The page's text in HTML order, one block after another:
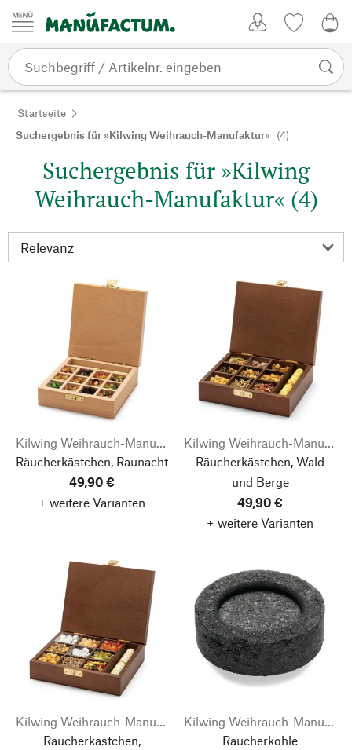
Zum Inhalt springen
Startseite
Suchergebnis für »Kilwing Weihrauch-Manufaktur« (4)
Suchergebnis für »Kilwing
Weihrauch-Manufaktur« (4)
Kilwing Weihrauch-Manufaktur
Räucherkästchen, Raunacht
49,90 €
+ weitere Varianten
Kilwing Weihrauch-Manufaktur
Räucherkästchen, Wald
und Berge
49,90 €
+ weitere Varianten
Kilwing Weihrauch-Manufaktur
Räucherkästchen,
Kilwing Weihrauch-Manufaktur
Räucherkohle